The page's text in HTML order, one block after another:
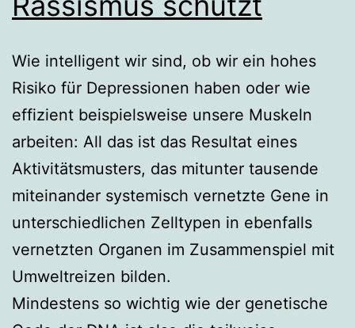
Wie intelligent wir sind, ob wir ein hohes
Risiko für Depressionen haben oder wie
effizient beispielsweise unsere Muskeln
arbeiten: All das ist das Resultat eines
Aktivitätsmusters, das mitunter tausende
miteinander systemisch vernetzte Gene in
unterschiedlichen Zelltypen in ebenfalls
vernetzten Organen im Zusammenspiel mit
Umweltreizen bilden.
Mindestens so wichtig wie der genetische